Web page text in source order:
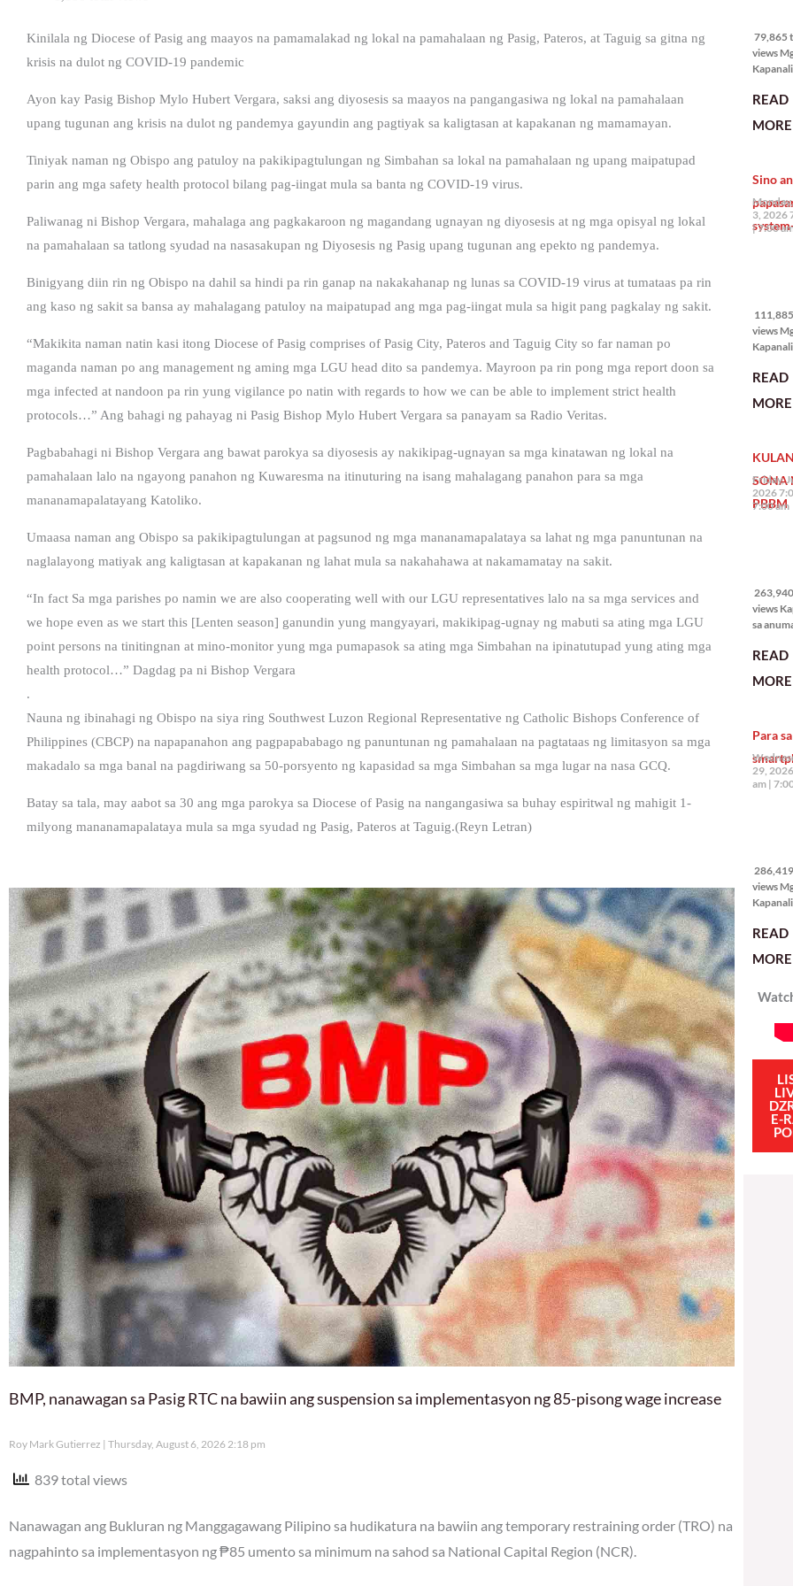
Kinilala ng Diocese of Pasig ang maayos na pamamalakad ng lokal na pamahalaan ng Pasig, Pateros, at Taguig sa gitna ng
krisis na dulot ng COVID-19 pandemic
Ayon kay Pasig Bishop Mylo Hubert Vergara, saksi ang diyosesis sa maayos na pangangasiwa ng lokal na pamahalaan
upang tugunan ang krisis na dulot ng pandemya gayundin ang pagtiyak sa kaligtasan at kapakanan ng mamamayan.
Tiniyak naman ng Obispo ang patuloy na pakikipagtulungan ng Simbahan sa lokal na pamahalaan ng upang maipatupad
parin ang mga safety health protocol bilang pag-iingat mula sa banta ng COVID-19 virus.
Paliwanag ni Bishop Vergara, mahalaga ang pagkakaroon ng magandang ugnayan ng diyosesis at ng mga opisyal ng lokal
na pamahalaan sa tatlong syudad na nasasakupan ng Diyosesis ng Pasig upang tugunan ang epekto ng pandemya.
Binigyang diin rin ng Obispo na dahil sa hindi pa rin ganap na nakakahanap ng lunas sa COVID-19 virus at tumataas pa rin
ang kaso ng sakit sa bansa ay mahalagang patuloy na maipatupad ang mga pag-iingat mula sa higit pang pagkalay ng sakit.
“Makikita naman natin kasi itong Diocese of Pasig comprises of Pasig City, Pateros and Taguig City so far naman po
maganda naman po ang management ng aming mga LGU head dito sa pandemya. Mayroon pa rin pong mga report doon sa
mga infected at nandoon pa rin yung vigilance po natin with regards to how we can be able to implement strict health
protocols…” Ang bahagi ng pahayag ni Pasig Bishop Mylo Hubert Vergara sa panayam sa Radio Veritas.
Pagbabahagi ni Bishop Vergara ang bawat parokya sa diyosesis ay nakikipag-ugnayan sa mga kinatawan ng lokal na
pamahalaan lalo na ngayong panahon ng Kuwaresma na itinuturing na isang mahalagang panahon para sa mga
mananamapalatayang Katoliko.
Umaasa naman ang Obispo sa pakikipagtulungan at pagsunod ng mga mananamapalataya sa lahat ng mga panuntunan na
naglalayong matiyak ang kaligtasan at kapakanan ng lahat mula sa nakahahawa at nakamamatay na sakit.
“In fact Sa mga parishes po namin we are also cooperating well with our LGU representatives lalo na sa mga services and
we hope even as we start this [Lenten season] ganundin yung mangyayari, makikipag-ugnay ng mabuti sa ating mga LGU
point persons na tinitingnan at mino-monitor yung mga pumapasok sa ating mga Simbahan na ipinatutupad yung ating mga
health protocol…” Dagdag pa ni Bishop Vergara
.
Nauna ng ibinahagi ng Obispo na siya ring Southwest Luzon Regional Representative ng Catholic Bishops Conference of
Philippines (CBCP) na napapanahon ang pagpapababago ng panuntunan ng pamahalaan na pagtataas ng limitasyon sa mga
makadalo sa mga banal na pagdiriwang sa 50-porsyento ng kapasidad sa mga Simbahan sa mga lugar na nasa GCQ.
Batay sa tala, may aabot sa 30 ang mga parokya sa Diocese of Pasig na nangangasiwa sa buhay espiritwal ng mahigit 1-
milyong mananamapalataya mula sa mga syudad ng Pasig, Pateros at Taguig.(Reyn Letran)
BMP, nanawagan sa Pasig RTC na bawiin ang suspension sa implementasyon ng 85-pisong wage increase
Roy Mark Gutierrez Thursday, August 6, 2026 2:18 pm
839 total views
Nanawagan ang Bukluran ng Manggagawang Pilipino sa hudikatura na bawiin ang temporary restraining order (TRO) na
nagpahinto sa implementasyon ng ₱85 umento sa minimum na sahod sa National Capital Region (NCR).
79,865
views
Japanese
the
bahay
READ
MORE
Sino
3, 2026
7:00
views
State of
Marcos
READ
MORE
SONA
PBBM
Friday,
2026
7:00 am
views
sa
planong
usapin
sadyang
READ
MORE
Para
29,
am
views
manalo ng
Ganito
social
mahigit
READ
MORE
E-